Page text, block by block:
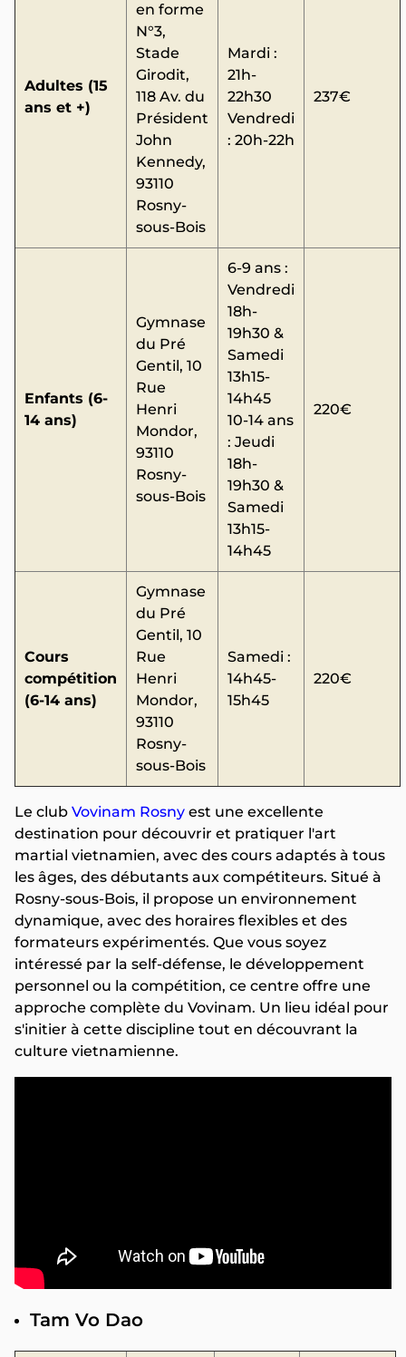
Adultes (15
ans et +)
en forme
N°3,
Stade
Girodit,
118 Av. du
Président
John
Kennedy,
93110
Rosny-
sous-Bois
Mardi :
21h-
22h30
Vendredi
: 20h-22h
237€
Enfants (6-
14 ans)
Gymnase
du Pré
Gentil, 10
Rue
Henri
Mondor,
93110
Rosny-
sous-Bois
6-9 ans :
Vendredi
18h-
19h30 &
Samedi
13h15-
14h45
10-14 ans
: Jeudi
18h-
19h30 &
Samedi
13h15-
14h45
220€
Cours
compétition
(6-14 ans)
Gymnase
du Pré
Gentil, 10
Rue
Henri
Mondor,
93110
Rosny-
sous-Bois
Samedi :
14h45-
15h45
220€
Le club Vovinam Rosny est une excellente
destination pour découvrir et pratiquer l'art
martial vietnamien, avec des cours adaptés à tous
les âges, des débutants aux compétiteurs. Situé à
Rosny-sous-Bois, il propose un environnement
dynamique, avec des horaires flexibles et des
formateurs expérimentés. Que vous soyez
intéressé par la self-défense, le développement
personnel ou la compétition, ce centre offre une
approche complète du Vovinam. Un lieu idéal pour
s'initier à cette discipline tout en découvrant la
culture vietnamienne.
Tam Vo Dao